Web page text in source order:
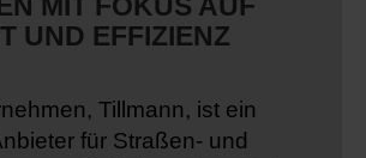
MIT FOKUS AUF Q
EFFIZIENZ
Tillmann, ist ein
für Straßen- und